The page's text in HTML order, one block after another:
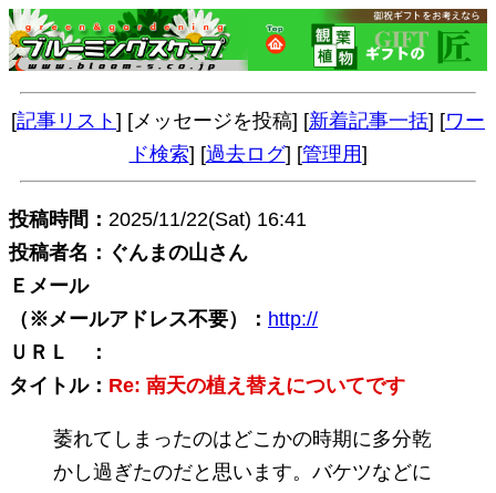
[記事リスト ] [メッセージを投稿] [新着記事一括] [ワー
ド検索] [過去ログ] [管理用]
投稿時間： 2025/11/22(Sat) 16:41
投稿者名：ぐんまの山さん
Ｅメール
（※メールアドレス不要）： http://
ＵＲＬ ：
タイトル： Re: 南天の植え替えについてです
萎れてしまったのはどこかの時期に多分乾
かし過ぎたのだと思います。バケツなどに